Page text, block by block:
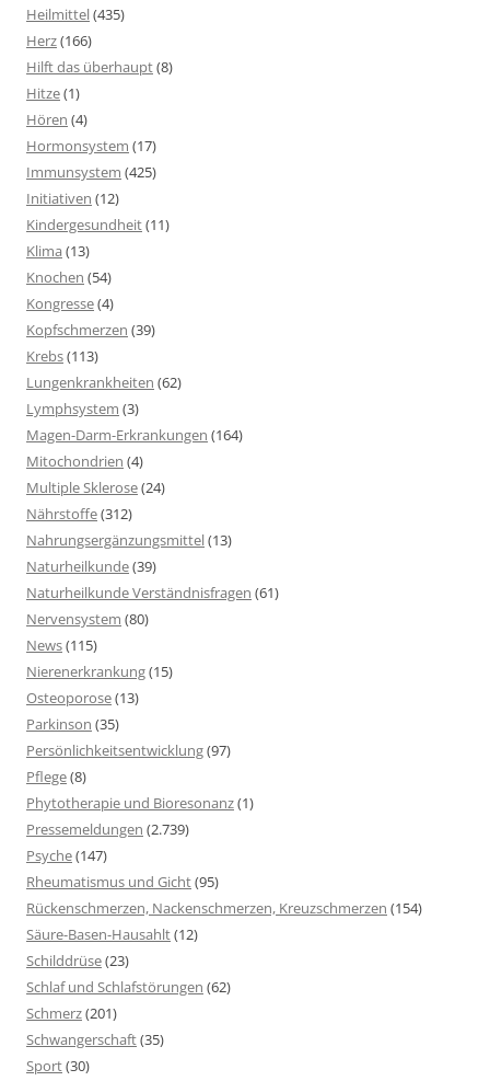
Heilmittel(435)
Herz(166)
Hilft das überhaupt(8)
Hitze(1)
Hören (4)
Hormonsystem (17)
Immunsystem (425)
Initiativen (12)
Kindergesundheit(11)
Klima (13)
Knochen (54)
Kongresse(4)
Kopfschmerzen (39)
Krebs(113)
Lungenkrankheiten (62)
Lymphsystem (3)
Magen-Darm-Erkrankungen (164)
Mitochondrien (4)
Multiple Sklerose(24)
Nährstoffe(312)
Nahrungsergänzungsmittel(13)
Naturheilkunde(39)
Naturheilkunde Verständnisfragen (61)
Nervensystem (80)
News(115)
Nierenerkrankung(15)
Osteoporose(13)
Parkinson (35)
Persönlichkeitsentwicklung(97)
Pflege(8)
Phytotherapie und Bioresonanz(1)
Pressemeldungen (2.739)
Psyche(147)
Rheumatismus und Gicht(95)
Rückenschmerzen, Nackenschmerzen, Kreuzschmerzen (154)
Säure-Basen-Hausahlt(12)
Schilddrüse(23)
Schlaf und Schlafstörungen (62)
Schmerz(201)
Schwangerschaft(35)
Sport(30)